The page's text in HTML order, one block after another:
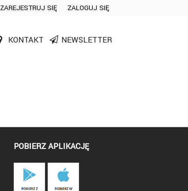
ZAREJESTRUJ SIĘ ZALOGUJ SIĘ
0,00
KONTAKT NEWSLETTER
POBIERZ APLIKACJĘ